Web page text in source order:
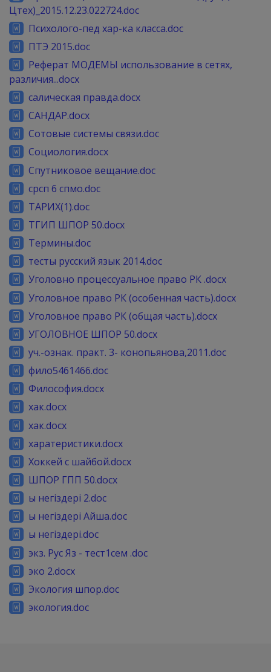
Цтех)_2015.12.23.022724.doc
Психолого-пед хар-ка класса.doc
ПТЭ 2015.doc
Реферат МОДЕМЫ использование в сетях,
различия...docx
салическая правда.docx
САНДАР.docx
Сотовые системы связи.doc
Социология.docx
Спутниковое вещание.doc
срсп 6 спмо.doc
ТАРИХ(1).doc
ТГИП ШПОР 50.docx
Термины.doc
тесты русский язык 2014.doc
Уголовно процессуальное право РК .docx
Уголовное право РК (особенная часть).docx
Уголовное право РК (общая часть).docx
УГОЛОВНОЕ ШПОР 50.docx
уч.-ознак. практ. 3- конопьянова,2011.doc
фило5461466.doc
Философия.docx
хак.docx
хак.docx
харатеристики.docx
Хоккей с шайбой.docx
ШПОР ГПП 50.docx
ы негіздері 2.doc
ы негіздері Айша.doc
ы негіздері.doc
экз. Рус Яз - тест1сем .doc
эко 2.docx
Экология шпор.doc
экология.doc